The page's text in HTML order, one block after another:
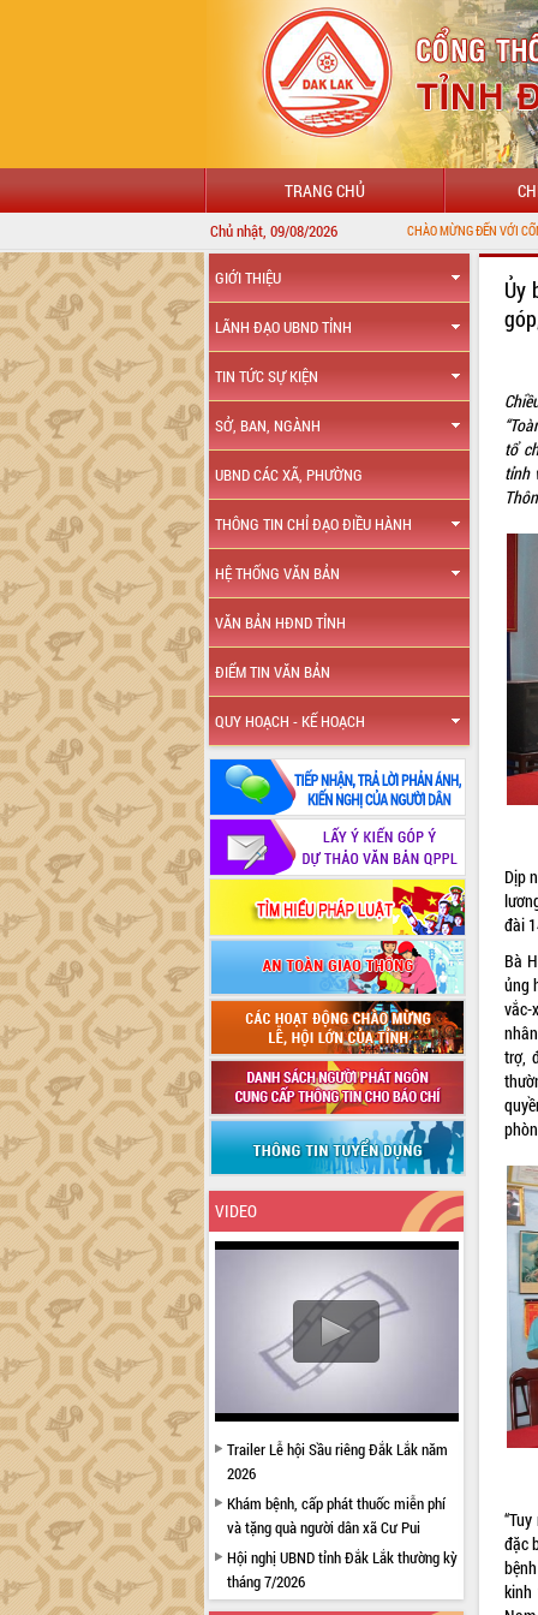
TRANG CHỦ
Chủ nhật, 09/08/2026
GIỚI THIỆU
LÃNH ĐẠO UBND TỈNH
TIN TỨC SỰ KIỆN
SỞ, BAN, NGÀNH
UBND CÁC XÃ, PHƯỜNG
THÔNG TIN CHỈ ĐẠO ĐIỀU HÀNH
HỆ THỐNG VĂN BẢN
VĂN BẢN HĐND TỈNH
ĐIỂM TIN VĂN BẢN
QUY HOẠCH - KẾ HOẠCH
VIDEO
Trailer Lễ hội Sầu riêng Đắk Lắk năm
2026
Khám bệnh, cấp phát thuốc miễn phí
và tặng quà người dân xã Cư Pui
Hội nghị UBND tỉnh Đắk Lắk thường kỳ
tháng 7/2026
Ủy
tổ
tỉnh
Dịp
đài
Bà
ủng
vắc-
trợ,
đặc
kinh